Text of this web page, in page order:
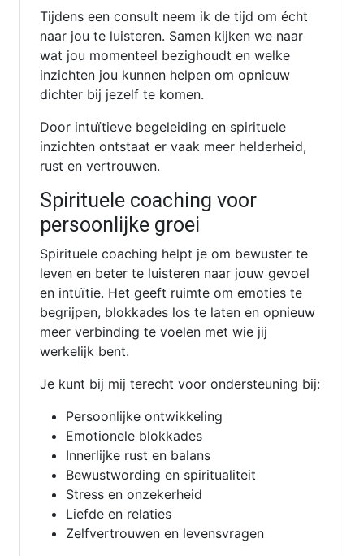
Tijdens een consult neem ik de tijd om écht
naar jou te luisteren. Samen kijken we naar
wat jou momenteel bezighoudt en welke
inzichten jou kunnen helpen om opnieuw
dichter bij jezelf te komen.
Door intuïtieve begeleiding en spirituele
inzichten ontstaat er vaak meer helderheid,
rust en vertrouwen.
Spirituele coaching voor
persoonlijke groei
Spirituele coaching helpt je om bewuster te
leven en beter te luisteren naar jouw gevoel
en intuïtie. Het geeft ruimte om emoties te
begrijpen, blokkades los te laten en opnieuw
meer verbinding te voelen met wie jij
werkelijk bent.
Je kunt bij mij terecht voor ondersteuning bij:
Persoonlijke ontwikkeling
Emotionele blokkades
Innerlijke rust en balans
Bewustwording en spiritualiteit
Stress en onzekerheid
Liefde en relaties
Zelfvertrouwen en levensvragen